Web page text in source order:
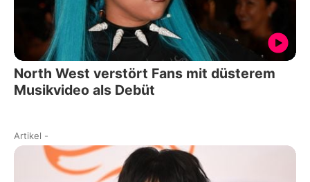
North West verstört Fans mit düsterem
Musikvideo als Debüt
Artikel -